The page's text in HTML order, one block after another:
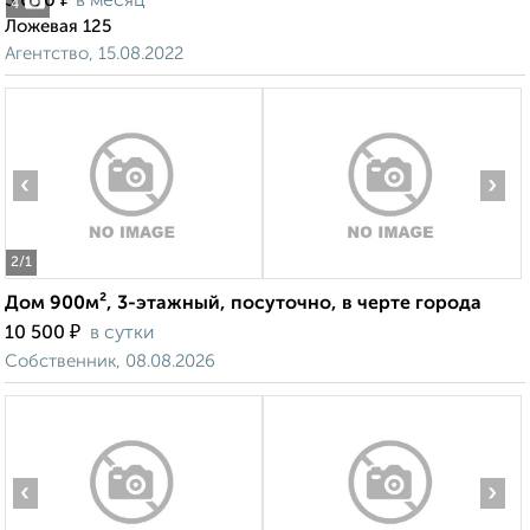
4
Ложевая 125
Агентство, 15.08.2022
2/1
‹ ›
Дом 900м², 3-этажный, посуточно, в черте города
10 500 ₽ в сутки
Собственник, 08.08.2026
‹ ›